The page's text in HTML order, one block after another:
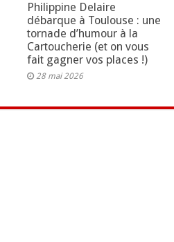
Philippine Delaire
débarque à Toulouse : une
tornade d’humour à la
Cartoucherie (et on vous
fait gagner vos places !)
28 mai 2026